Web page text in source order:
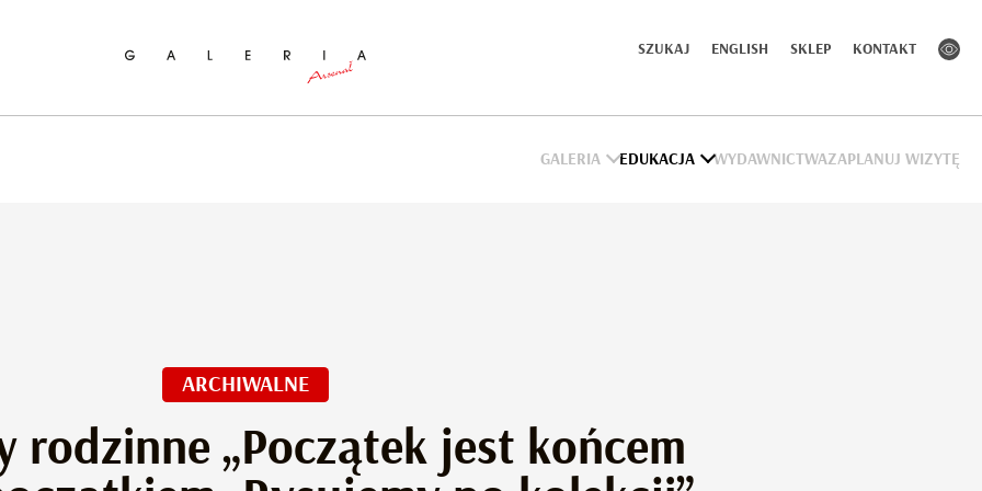
SZUKAJ ENGLISH SKLEP KONTAKT
GALERIA EDUKACJA WYDAWNICTWAZAPLANUJ WIZYTĘ
ARCHIWALNE
rodzinne „Początek jest końcem